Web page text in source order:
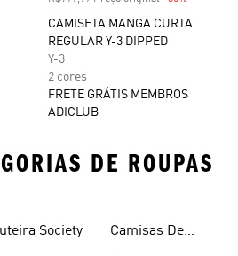
CAMISETA MANGA CURTA
REGULAR Y-3 DIPPED
Y-3
2 cores
FRETE GRÁTIS MEMBROS
ADICLUB
DE ROUPAS
Society
Camisas De